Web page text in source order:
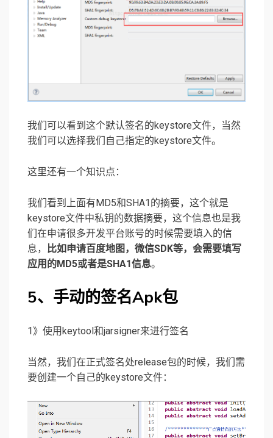
我们可以看到这个默认签名的keystore文件，当然
我们可以选择我们自己指定的keystore文件。
这里还有一个知识点：
我们看到上面有MD5和SHA1的摘要，这个就是
keystore文件中私钥的数据摘要，这个信息也是我
们在申请很多开发平台账号的时候需要填入的信
息， 比如申请百度地图，微信SDK等，会需要填写
应用的MD5或者是SHA1信息。
5、手动的签名Apk包
1》使用keytool和jarsigner来进行签名
当然，我们在正式签名处release包的时候，我们需
要创建一个自己的keystore文件：